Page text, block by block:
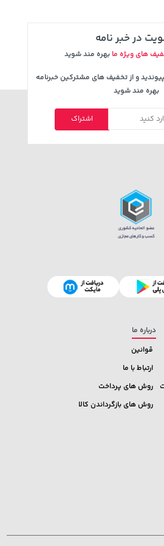
56,680,000 تومان
در خبر نامه
های ویژه ما بهره مند شوید
و از تخفیف های مشترکین خبرنامه
بهره مند شوید
اشتراک
درباره ما
قوانین
ارتباط با ما
روش های پرداخت
روش های بازگرداندن کالا